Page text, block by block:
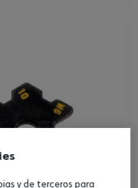
y de terceros para